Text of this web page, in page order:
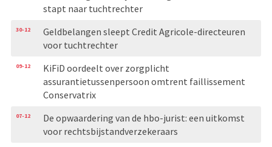
stapt naar tuchtrechter
30-12
Geldbelangen sleept Credit Agricole-directeuren
voor tuchtrechter
09-12
KiFiD oordeelt over zorgplicht
assurantietussenpersoon omtrent faillissement
Conservatrix
07-12
De opwaardering van de hbo-jurist: een uitkomst
voor rechtsbijstandverzekeraars